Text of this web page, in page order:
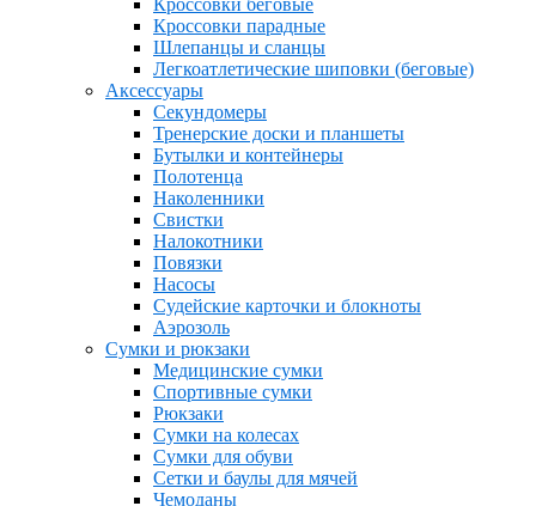
Кроссовки парадные
Шлепанцы и сланцы
Легкоатлетические шиповки (беговые)
Аксессуары
Секундомеры
Тренерские доски и планшеты
Бутылки и контейнеры
Полотенца
Наколенники
Свистки
Налокотники
Повязки
Насосы
Судейские карточки и блокноты
Аэрозоль
Сумки и рюкзаки
Медицинские сумки
Спортивные сумки
Рюкзаки
Сумки на колесах
Сумки для обуви
Сетки и баулы для мячей
Чемоданы